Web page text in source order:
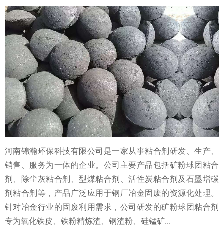
河南锦瀚环保科技有限公司是一家从事粘合剂研发、生产、
销售、服务为一体的企业。公司主要产品包括矿粉球团粘合
剂、除尘灰粘合剂、型煤粘合剂、活性炭粘合剂及石墨增碳
剂粘合剂等，产品广泛应用于钢厂冶金固废的资源化处理。
针对冶金行业的固废利用需求，公司研发的矿粉球团粘合剂
专为氧化铁皮、铁粉精炼渣、钢渣粉、硅锰矿...